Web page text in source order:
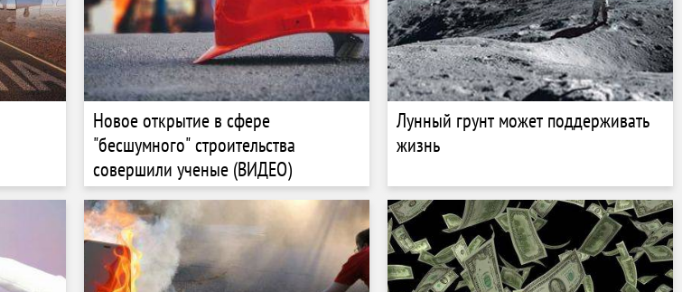
Новое открытие в сфере
"бесшумного" строительства
совершили ученые (ВИДЕО)
Лунный грунт может поддерживать
жизнь